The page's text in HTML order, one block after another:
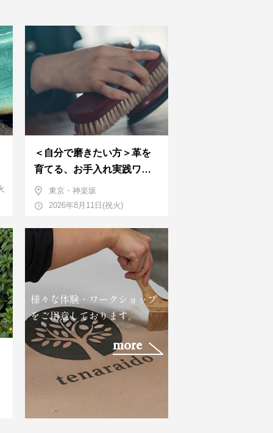
＜自分で磨きたい方＞革を
育てる、お手入れ実践ワー
クショップ。基本編！
東京・神楽坂
2026年8月11日(祝火)
様々な体験・ワークショップ
をご用意しております。
more